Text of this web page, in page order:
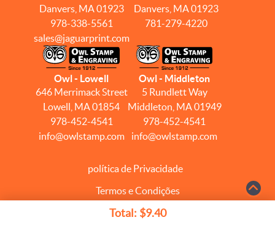
Total: $9.40
Danvers, MA 01923
978-338-5561
sales@jaguarprint.com
Danvers, MA 01923
781-279-4220
Owl - Lowell
646 Merrimack Street
Lowell, MA 01854
978-452-4541
info@owlstamp.com
Owl - Middleton
5 Rundlett Way
Middleton, MA 01949
978-452-4541
info@owlstamp.com
política de Privacidade
Termos e Condições
Copyright ©2026 Jaguar Graphics. Todos os direitos